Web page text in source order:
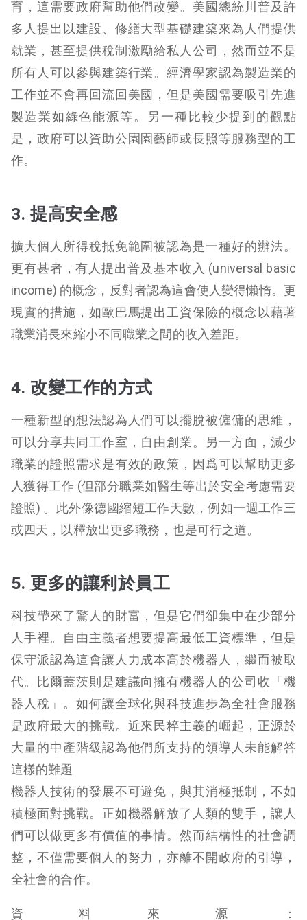
育，這需要政府幫助他們改變。美國總統川普及許
多人提出以建設、修繕大型基礎建築來為人們提供
就業，甚至提供稅制激勵給私人公司，然而並不是
所有人可以參與建築行業。經濟學家認為製造業的
工作並不會再回流回美國，但是美國需要吸引先進
製造業如綠色能源等。另一種比較少提到的觀點
是，政府可以資助公園園藝師或長照等服務型的工
作。
3. 提高安全感
擴大個人所得稅抵免範圍被認為是一種好的辦法。
更有甚者，有人提出普及基本收入 (universal basic
income) 的概念，反對者認為這會使人變得懶惰。更
現實的措施，如歐巴馬提出工資保險的概念以藉著
職業消長來縮小不同職業之間的收入差距。
4. 改變工作的方式
一種新型的想法認為人們可以擺脫被僱傭的思維，
可以分享共同工作室，自由創業。另一方面，減少
職業的證照需求是有效的政策，因爲可以幫助更多
人獲得工作 (但部分職業如醫生等出於安全考慮需要
證照) 。此外像德國縮短工作天數，例如一週工作三
或四天，以釋放出更多職務，也是可行之道。
5. 更多的讓利於員工
科技帶來了驚人的財富，但是它們卻集中在少部分
人手裡。自由主義者想要提高最低工資標準，但是
保守派認為這會讓人力成本高於機器人，繼而被取
代。比爾蓋茨則是建議向擁有機器人的公司收「機
器人稅」。如何讓全球化與科技進步為全社會服務
是政府最大的挑戰。近來民粹主義的崛起，正源於
大量的中產階級認為他們所支持的領導人未能解答
這樣的難題
機器人技術的發展不可避免，與其消極抵制，不如
積極面對挑戰。正如機器解放了人類的雙手，讓人
們可以做更多有價值的事情。然而結構性的社會調
整，不僅需要個人的努力，亦離不開政府的引導，
全社會的合作。
資料來源：